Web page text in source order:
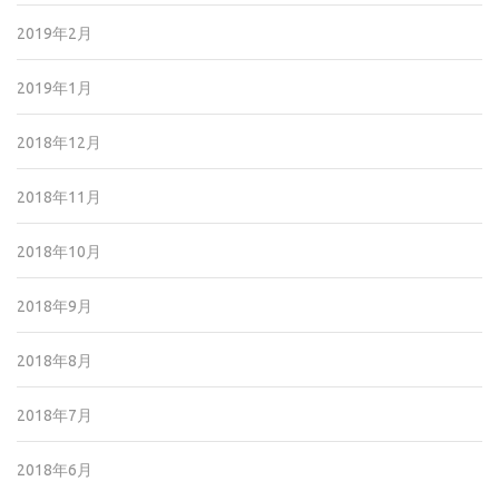
2019年2月
2019年1月
2018年12月
2018年11月
2018年10月
2018年9月
2018年8月
2018年7月
2018年6月